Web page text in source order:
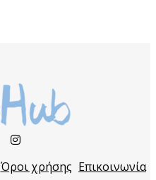
Όροι χρήσης Επικοινωνία